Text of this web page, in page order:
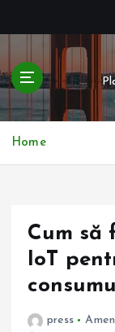
t
c
Home
Cum să
IoT
press